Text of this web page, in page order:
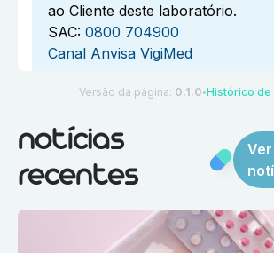
ao Cliente deste laboratório.
SAC: 0800 704900
Canal Anvisa VigiMed
Versão da página: 0.1.0 ●Histórico
notícias
recentes